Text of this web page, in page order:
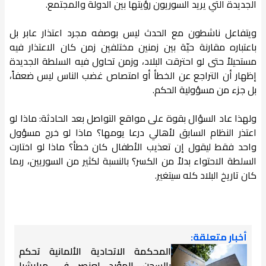
الجديدة التي يريد السوريون رؤيتها بين الدولة والمجتمع.
ويتفاعل ناشطون مع الحدث ليس بوصفه مجرد اعتذار عابر بل
باعتباره مقارنة حيّة بين زمنين مختلفين زمن كان الاعتذار فيه
مستحيلاً حتى لو احترقت البلاد، وزمن تحاول فيه السلطة الجديدة
إظهار أن التراجع عن الخطأ أو امتصاص غضب الناس ليس ضعفاً،
بل جزء من مسؤولية الحكم.
ولهذا عاد السؤال بقوة على مواقع التواصل بعد الحادثة: ماذا لو
اعتذر النظام السابق لأهالي درعا يومها؟ ماذا لو خرج مسؤول
واحد فقط ليقول إن تعذيب الأطفال كان خطأ؟ ماذا لو اختارت
السلطة الاحتواء بدلاً من الكسر؟ بالنسبة لكثير من السوريين، ربما
كان تاريخ البلاد كله سيتغير.
أخبار متعلقة:
المحكمة الاتحادية الألمانية تحكم